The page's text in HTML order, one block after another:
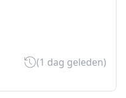
(1 dag geleden)